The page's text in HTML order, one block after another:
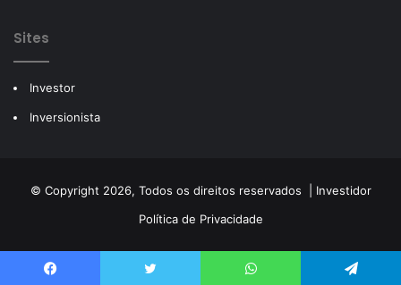
Sites
Investor
Inversionista
© Copyright 2026, Todos os direitos reservados | Investidor
Política de Privacidade